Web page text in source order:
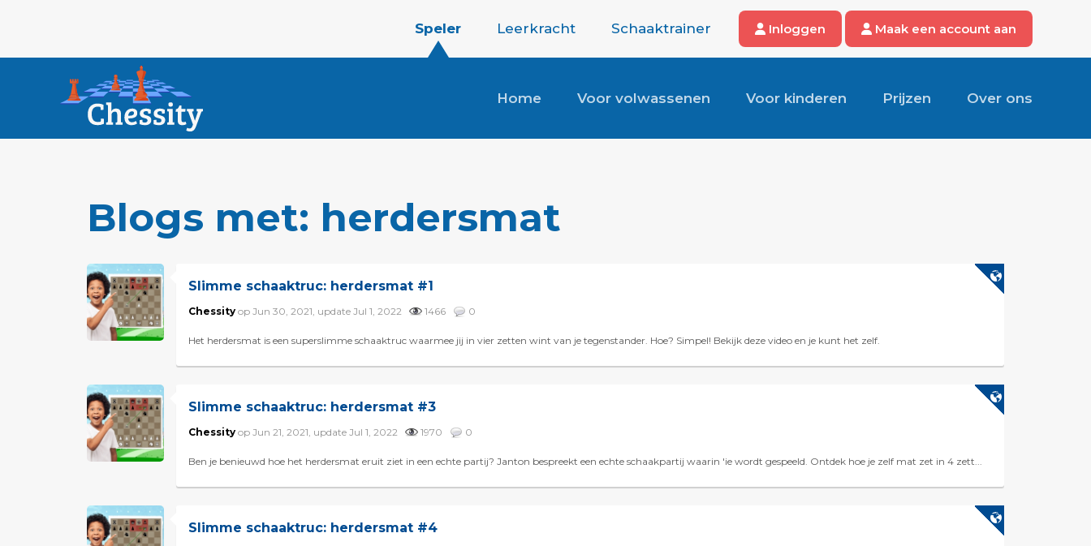
Speler Leerkracht Schaaktrainer Inloggen Maak een account aan
Home Voor volwassenen Voor kinderen Prijzen Over ons
Blogs met: herdersmat
Slimme schaaktruc: herdersmat #1
Chessity op Jun 30, 2021, update Jul 1, 2022 1466 0
Het herdersmat is een superslimme schaaktruc waarmee jij in vier zetten wint van je tegenstander. Hoe? Simpel! Bekijk deze video en je kunt het zelf.
Slimme schaaktruc: herdersmat #3
Chessity op Jun 21, 2021, update Jul 1, 2022 1970 0
Ben je benieuwd hoe het herdersmat eruit ziet in een echte partij? Janton bespreekt een echte schaakpartij waarin 'ie wordt gespeeld. Ontdek hoe je zelf mat zet in 4 zett...
Slimme schaaktruc: herdersmat #4